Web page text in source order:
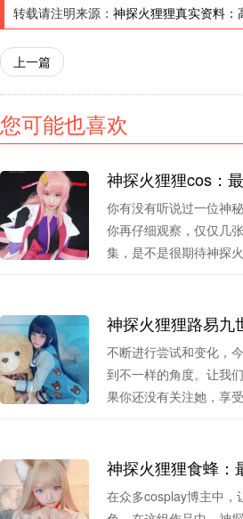
转载请注明来源： 神探火狸狸真实资料
上一篇
您可能也喜欢
神探火狸狸cos：
你有没有听说过一位神
你再仔细观察，仅仅几
集，是不是很期待神探
神探火狸狸路易九
不断进行尝试和变化，
到不一样的角度。让我
果你还没有关注她，享
神探火狸狸食蜂：
在众多cosplay博主中，